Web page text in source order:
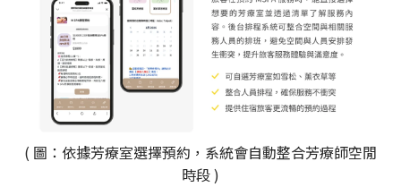
( 圖：依據芳療室選擇預約，系統會自動整合芳療師空閒
時段 )